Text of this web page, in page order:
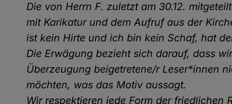
Die von Herrn F. zuletzt am 30.12.
mit Karikatur und dem Aufruf aus der
ist kein Hirte und ich bin kein Schaf, hat
Die Erwägung bezieht sich darauf, dass
Überzeugung beigetretene/r Leser*innen
möchten, was das Motiv aussagt.
Wir respektieren jede Form der friedlichen